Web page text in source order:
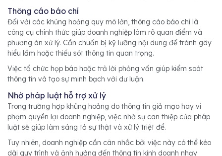
Thông cáo báo chí
Đối với các khủng hoảng quy mô lớn, thông cáo báo chí là
công cụ chính thức giúp doanh nghiệp làm rõ quan điểm và
phương án xử lý. Cần chuẩn bị kỹ lưỡng nội dung để tránh gây
hiểu lầm hoặc thiếu sót thông tin quan trọng.
Việc tổ chức họp báo hoặc trả lời phỏng vấn giúp kiểm soát
thông tin và tạo sự minh bạch với dư luận.
Nhờ pháp luật hỗ trợ xử lý
Trong trường hợp khủng hoảng do thông tin giả mạo hay vi
phạm quyền lợi doanh nghiệp, việc nhờ sự can thiệp của pháp
luật sẽ giúp làm sáng tỏ sự thật và xử lý triệt để.
Tuy nhiên, doanh nghiệp cần cân nhắc bởi việc này có thể kéo
dài quy trình và ảnh hưởng đến thông tin kinh doanh nhạy